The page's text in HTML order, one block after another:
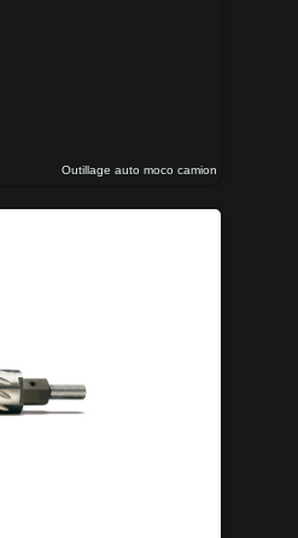
Outillage auto moco camion